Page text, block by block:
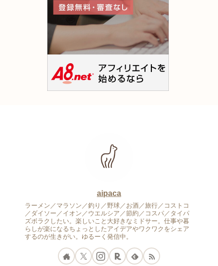
aipaca
ラーメン／マラソン／釣り／野球／お酒／旅行／コストコ
／ダイソー／イオン／ウエルシア／節約／コスパ／タイパ
ズボラクしたい。楽しいこと大好きなミドサー。仕事や暮
らしが楽になるちょっとしたアイデアやワクワクをシェア
するのが生きがい。ゆるーく発信中。